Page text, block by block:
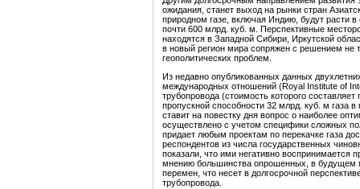
ожидания, станет выход на рынки стран
природном газе, включая Индию, будут расти
почти 600 млрд. куб. м. Перспективные
находятся в Западной Сибири, Иркутской
в новый регион мира сопряжен с решением не
геополитических проблем.
Из недавно опубликованных данных
международных отношений (Royal Institute of
трубопровода (стоимость которого
пропускной способности 32 млрд. куб. м
ставит на повестку дня вопрос о наиболее
осуществлено с учетом специфики сложных
придает любым проектам по перекачке газа
респондентов из числа государственных
показали, что ими негативно воспринимается
мнению большинства опрошенных, в будущем
перемен, что несет в долгосрочной
трубопровода.